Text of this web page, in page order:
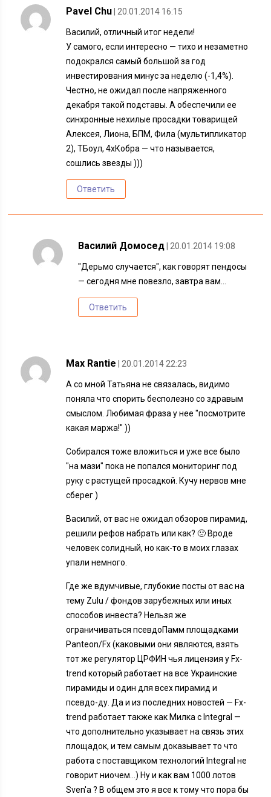
Pavel Chu | 20.01.2014 16:15
Василий, отличный итог недели!
У самого, если интересно — тихо и незаметно
подокрался самый большой за год
инвестирования минус за неделю (-1,4%).
Честно, не ожидал после напряженного
декабря такой подставы. А обеспечили ее
синхронные нехилые просадки товарищей
Алексея, Лиона, БПМ, Фила (мультипликатор
2), ТБоул, 4хКобра — что называется,
сошлись звезды )))
Ответить
Василий Домосед | 20.01.2014 19:08
"Дерьмо случается", как говорят пендосы
— сегодня мне повезло, завтра вам…
Ответить
Max Rantie | 20.01.2014 22:23
А со мной Татьяна не связалась, видимо
поняла что спорить бесполезно со здравым
смыслом. Любимая фраза у нее "посмотрите
какая маржа!" ))
Собирался тоже вложиться и уже все было
"на мази" пока не попался мониторинг под
руку с растущей просадкой. Кучу нервов мне
сберег )
Василий, от вас не ожидал обзоров пирамид,
решили рефов набрать или как? 🙁 Вроде
человек солидный, но как-то в моих глазах
упали немного.
Где же вдумчивые, глубокие посты от вас на
тему Zulu / фондов зарубежных или иных
способов инвеста? Нельзя же
ограничиваться псевдоПамм площадками
Panteon/Fx (каковыми они являются, взять
тот же регулятор ЦРФИН чья лицензия у Fx-
trend который работает на все Украинские
пирамиды и один для всех пирамид и
псевдо-ду. Да и из последних новостей — Fx-
trend работает также как Милка с Integral —
что дополнительно указывает на связь этих
площадок, и тем самым доказывает то что
работа с поставщиком технологий Integral не
говорит ниочем…) Ну и как вам 1000 лотов
Sven'a ? В общем это я все к тому что пора бы